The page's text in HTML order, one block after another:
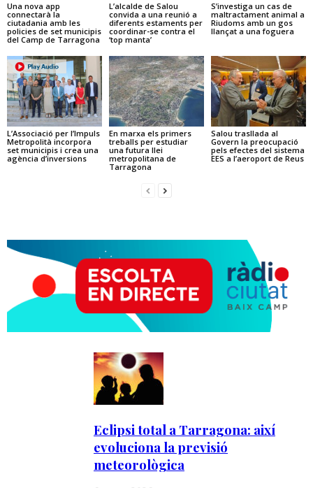
Una nova app
connectarà la
ciutadania amb les
policies de set municipis
del Camp de Tarragona
L’alcalde de Salou
convida a una reunió a
diferents estaments per
coordinar-se contra el
‘top manta’
S’investiga un cas de
maltractament animal a
Riudoms amb un gos
llançat a una foguera
L’Associació per l’Impuls
Metropolità incorpora
set municipis i crea una
agència d’inversions
En marxa els primers
treballs per estudiar
una futura llei
metropolitana de
Tarragona
Salou trasllada al
Govern la preocupació
pels efectes del sistema
EES a l’aeroport de Reus